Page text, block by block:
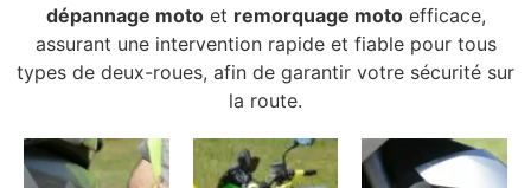
dépannage motoet remorquage motoefficace,
assurant une intervention rapide et fiable pour tous
types de deux-roues, afin de garantir votre sécurité sur
la route.